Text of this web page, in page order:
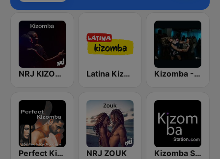
NRJ KIZOMBA Latina Kizomba Kizomba - Zouk
Perfect Kizomba NRJ ZOUK Kizomba Station